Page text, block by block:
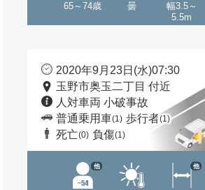
65～74歳 曇
幅3.5～
5.5m
2020年9月23日(水)07:30
玉野市奥玉二丁目 付近
人対車両 小破事故
普通乗用車(1) 歩行者(1)
死亡(0) 負傷(1)
他 他